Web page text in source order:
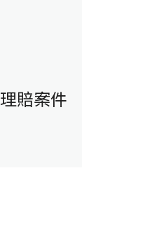
理賠案件